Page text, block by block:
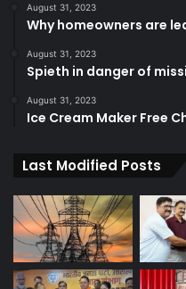
August 31, 2023
Why homeowners are
August 31, 2023
Spieth in danger of
August 31, 2023
Ice Cream Maker Free
Last Modified Posts